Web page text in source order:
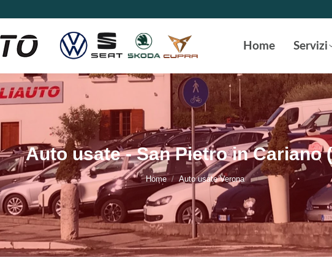
Home Servizi
Auto usate - San Pietro in Cariano
Tu sei qui:
Home Auto usate Verona